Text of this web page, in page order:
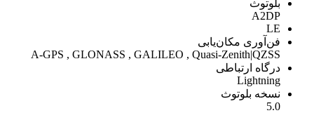
بلوتوث
A2DP
LE
فن‌آوری مکان‌یابی
A-GPS , GLONASS , GALILEO , Quasi-Zenith|QZSS
درگاه ارتباطی
Lightning
نسخه بلوتوث
5.0